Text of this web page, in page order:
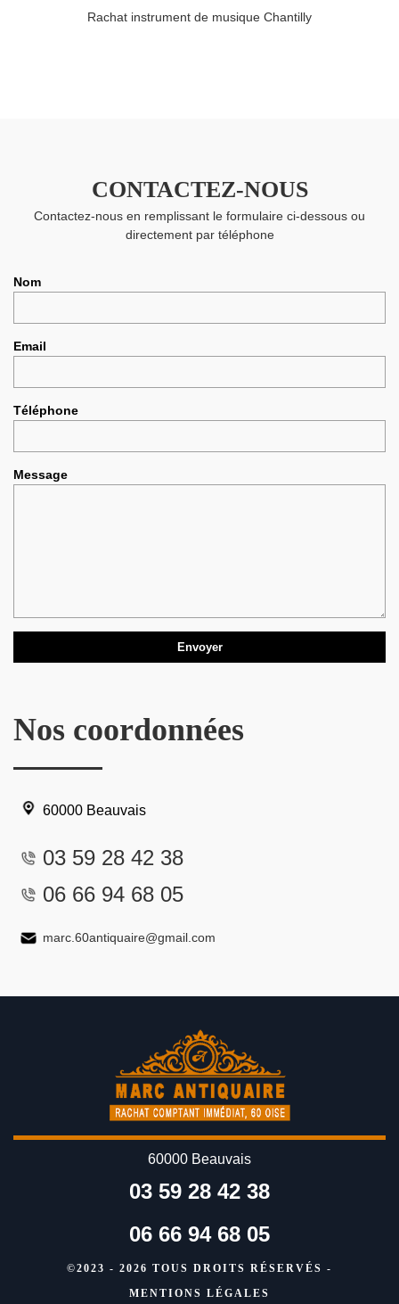
Rachat instrument de musique Chantilly
CONTACTEZ-NOUS
Contactez-nous en remplissant le formulaire ci-dessous ou
directement par téléphone
Nom
Email
Téléphone
Message
Nos coordonnées
60000 Beauvais
03 59 28 42 38
06 66 94 68 05
marc.60antiquaire@gmail.com
60000 Beauvais
03 59 28 42 38
06 66 94 68 05
©2023 - 2026 TOUS DROITS RÉSERVÉS -
MENTIONS LÉGALES